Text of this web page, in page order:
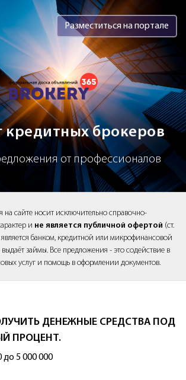
- Рейтинг кредитных
Разместиться на портале
кредитных брокеров
от профессионалов
на сайте носит исключительно справочно-
и не является публичной офертой (ст.
банком, кредитной или микрофинансовой
займы. Все предложения - это содействие в
услуг и помощь в оформлении документов.
ДЕНЕЖНЫЕ СРЕДСТВА ПОД
ПРОЦЕНТ.
до 5 000 000